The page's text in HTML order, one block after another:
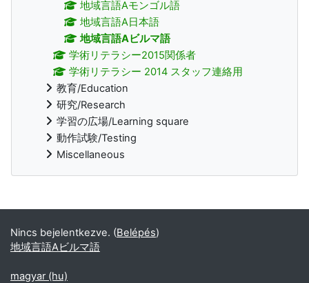
地域言語Aモンゴル語
地域言語A日本語
地域言語Aビルマ語
学術リテラシー2015関係者
学術リテラシー 2014 スタッフ連絡用
教育/Education
研究/Research
学習の広場/Learning square
動作試験/Testing
Miscellaneous
Kiegészítő blokkok
Nincs bejelentkezve. (Belépés)
地域言語Aビルマ語
magyar ‎(hu)‎